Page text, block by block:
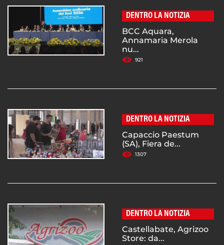
DENTRO LA NOTIZIA
BCC Aquara,
Annamaria Merola
nu...
921
DENTRO LA NOTIZIA
Capaccio Paestum
(SA), Fiera de...
1307
DENTRO LA NOTIZIA
Castellabate, Agrizoo
Store: da...